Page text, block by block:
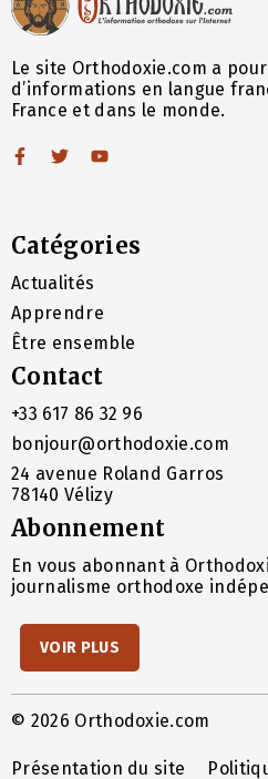
Le site Orthodoxie.com a
d’informations en langue
France et dans le monde.
Catégories
Actualités
Apprendre
Être ensemble
Contact
+33 617 86 32 96
bonjour@orthodoxie.com
24 avenue Roland Garros
78140 Vélizy
Abonnement
En vous abonnant à
journalisme orthodoxe
VOIR PLUS
© 2026 Orthodoxie.com
Présentation du site